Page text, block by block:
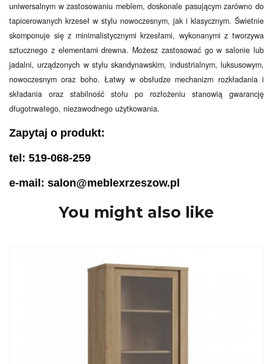
uniwersalnym w zastosowaniu meblem, doskonale pasującym zarówno do
tapicerowanych krzeseł w stylu nowoczesnym, jak i klasycznym. Świetnie
skomponuje się z minimalistycznymi krzesłami, wykonanymi z tworzywa
sztucznego z elementami drewna. Możesz zastosować go w salonie lub
jadalni, urządzonych w stylu skandynawskim, industrialnym, luksusowym,
nowoczesnym oraz boho.Łatwy w obsłudze mechanizm rozkładania i
składania oraz stabilność stołu po rozłożeniu stanowią gwarancję
długotrwałego, niezawodnego użytkowania.
Zapytaj o produkt:
tel: 519-068-259
e-mail: salon@meblexrzeszow.pl
You might also like